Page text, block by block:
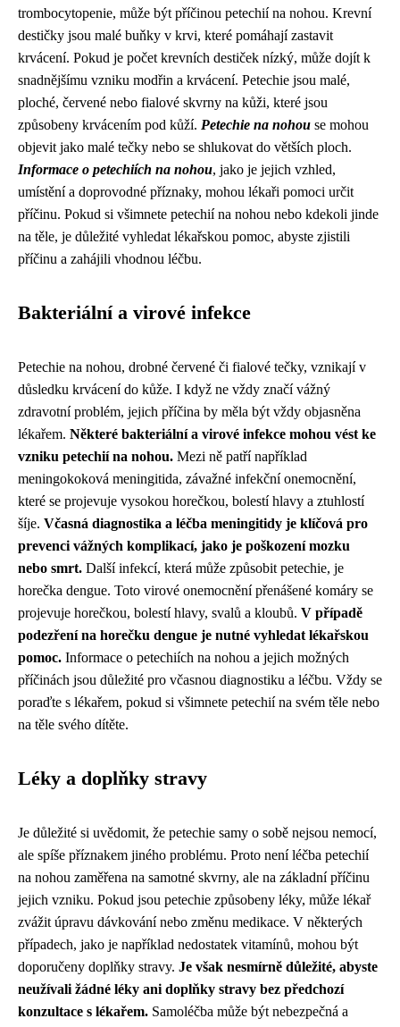
trombocytopenie, může být příčinou petechií na nohou. Krevní
destičky jsou malé buňky v krvi, které pomáhají zastavit
krvácení. Pokud je počet krevních destiček nízký, může dojít k
snadnějšímu vzniku modřin a krvácení. Petechie jsou malé,
ploché, červené nebo fialové skvrny na kůži, které jsou
způsobeny krvácením pod kůží. Petechie na nohou se mohou
objevit jako malé tečky nebo se shlukovat do větších ploch.
Informace o petechiích na nohou, jako je jejich vzhled,
umístění a doprovodné příznaky, mohou lékaři pomoci určit
příčinu. Pokud si všimnete petechií na nohou nebo kdekoli jinde
na těle, je důležité vyhledat lékařskou pomoc, abyste zjistili
příčinu a zahájili vhodnou léčbu.
Bakteriální a virové infekce
Petechie na nohou, drobné červené či fialové tečky, vznikají v
důsledku krvácení do kůže. I když ne vždy značí vážný
zdravotní problém, jejich příčina by měla být vždy objasněna
lékařem. Některé bakteriální a virové infekce mohou vést ke
vzniku petechií na nohou. Mezi ně patří například
meningokoková meningitida, závažné infekční onemocnění,
které se projevuje vysokou horečkou, bolestí hlavy a ztuhlostí
šíje. Včasná diagnostika a léčba meningitidy je klíčová pro
prevenci vážných komplikací, jako je poškození mozku
nebo smrt. Další infekcí, která může způsobit petechie, je
horečka dengue. Toto virové onemocnění přenášené komáry se
projevuje horečkou, bolestí hlavy, svalů a kloubů. V případě
podezření na horečku dengue je nutné vyhledat lékařskou
pomoc. Informace o petechiích na nohou a jejich možných
příčinách jsou důležité pro včasnou diagnostiku a léčbu. Vždy se
poraďte s lékařem, pokud si všimnete petechií na svém těle nebo
na těle svého dítěte.
Léky a doplňky stravy
Je důležité si uvědomit, že petechie samy o sobě nejsou nemocí,
ale spíše příznakem jiného problému. Proto není léčba petechií
na nohou zaměřena na samotné skvrny, ale na základní příčinu
jejich vzniku. Pokud jsou petechie způsobeny léky, může lékař
zvážit úpravu dávkování nebo změnu medikace. V některých
případech, jako je například nedostatek vitamínů, mohou být
doporučeny doplňky stravy. Je však nesmírně důležité, abyste
neužívali žádné léky ani doplňky stravy bez předchozí
konzultace s lékařem. Samoléčba může být nebezpečná a